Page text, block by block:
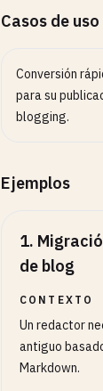
Casos de uso
Conversión
para su
blogging.
Ejemplos
1.
de blog
CONTEXTO
Un redactor
antiguo
Markdown.